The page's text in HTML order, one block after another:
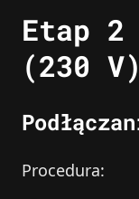
Etap 2
(230 V)
Procedura: